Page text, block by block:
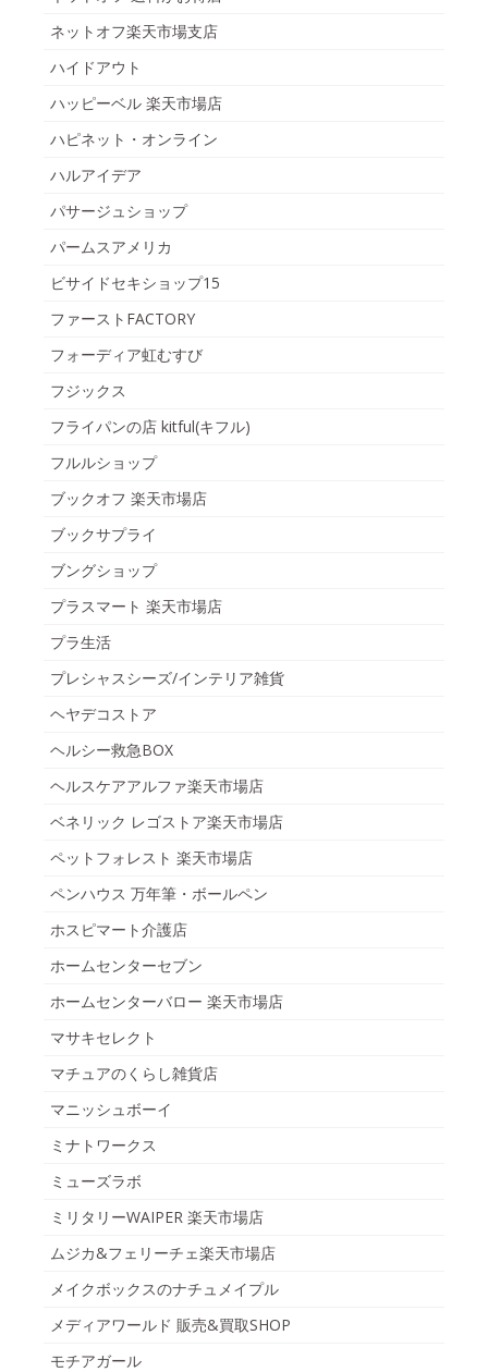
ネットオフ楽天市場支店
ハイドアウト
ハッピーベル 楽天市場店
ハピネット・オンライン
ハルアイデア
パサージュショップ
パームスアメリカ
ビサイドセキショップ15
ファーストFACTORY
フォーディア虹むすび
フジックス
フライパンの店 kitful(キフル)
フルルショップ
ブックオフ 楽天市場店
ブックサプライ
ブングショップ
プラスマート 楽天市場店
プラ生活
プレシャスシーズ/インテリア雑貨
ヘヤデコストア
ヘルシー救急BOX
ヘルスケアアルファ楽天市場店
ベネリック レゴストア楽天市場店
ペットフォレスト 楽天市場店
ペンハウス 万年筆・ボールペン
ホスピマート介護店
ホームセンターセブン
ホームセンターバロー 楽天市場店
マサキセレクト
マチュアのくらし雑貨店
マニッシュボーイ
ミナトワークス
ミューズラボ
ミリタリーWAIPER 楽天市場店
ムジカ&フェリーチェ楽天市場店
メイクボックスのナチュメイプル
メディアワールド 販売&買取SHOP
モチアガール